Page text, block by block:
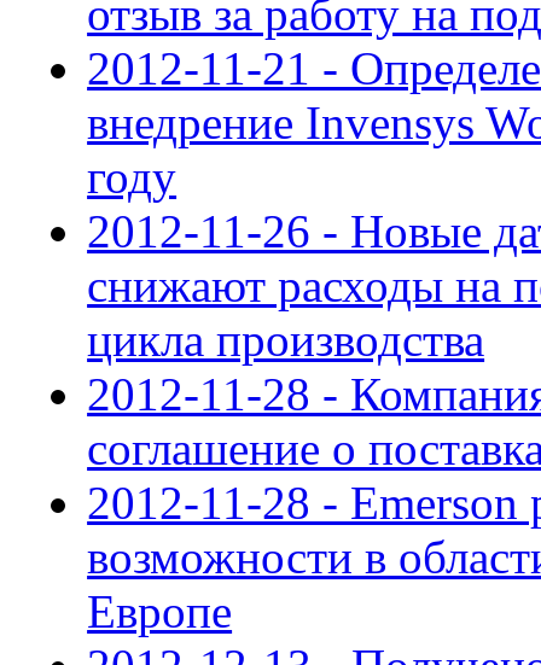
отзыв за работу на
2012-11-21 -
внедрение Invensys
году
2012-11-26 - Новые
снижают расходы на
цикла производства
2012-11-28 -
соглашение о
2012-11-28 - Emerson
возможности в
Европе